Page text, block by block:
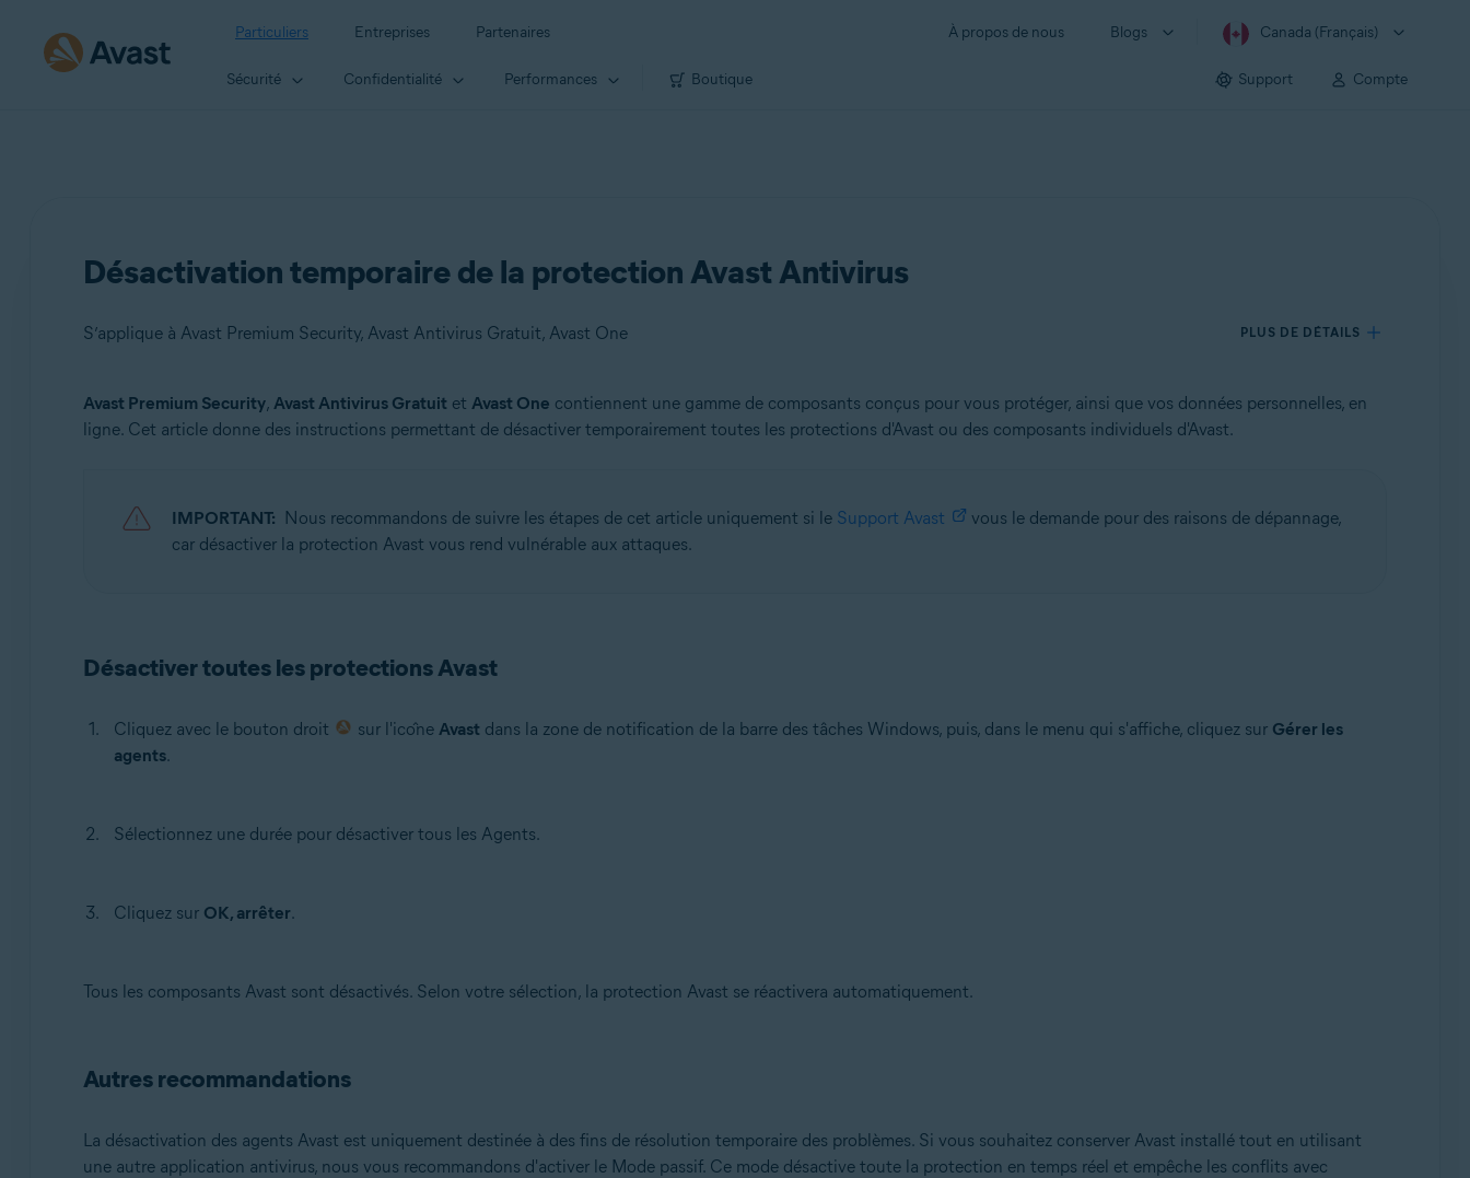
Particuliers Entreprises Partenaires À propos de nous Blogs Canada (Français)
Sécurité Confidentialité Performances Boutique Support Compte
Désactivation temporaire de la protection Avast Antivirus
S’applique à Avast Premium Security, Avast Antivirus Gratuit, Avast One PLUS DE DÉTAILS
Produits:
Avast One
Avast Premium Security, Avast Antivirus Gratuit et Avast One contiennent une gamme de composants conçus pour vous protéger, ainsi que vos données personnelles, en
ligne. Cet article donne des instructions permettant de désactiver temporairement toutes les protections d'Avast ou des composants individuels d'Avast.
IMPORTANT: Nous recommandons de suivre les étapes de cet article uniquement si le Support Avast
vous le demande pour des raisons de dépannage,
car désactiver la protection Avast vous rend vulnérable aux attaques.
Désactiver toutes les protections Avast
Cliquez avec le bouton droit sur l'icôneAvast dans la zone de notification de la barre des tâches Windows, puis, dans le menu qui s'affiche, cliquez sur Gérer les
agents.
Sélectionnez une durée pour désactiver tous les Agents.
Cliquez sur OK, arrêter.
Tous les composants Avast sont désactivés. Selon votre sélection, la protection Avast se réactivera automatiquement.
Autres recommandations
La désactivation des agents Avast est uniquement destinée à des fins de résolution temporaire des problèmes. Si vous souhaitez conserver Avast installé tout en utilisant
une autre application antivirus, nous vous recommandons d'activer le Mode passif. Ce mode désactive toute la protection en temps réel et empêche les conflits avec